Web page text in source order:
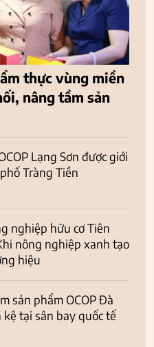
thực vùng miền
nâng tầm sản
Lạng Sơn được giới
Tràng Tiền
nghiệp hữu cơ Tiên
nông nghiệp xanh tạo
hiệu
sản phẩm OCOP Đà
kệ tại sân bay quốc tế